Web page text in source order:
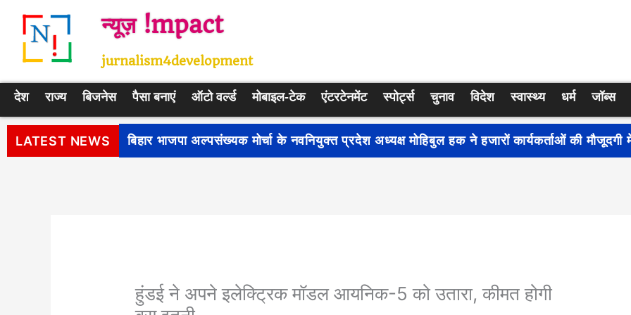
न्यूज़ !mpact
jurnalism4development
देश राज्य बिजनेस पैसा बनाएं ऑटो वर्ल्ड मोबाइल-टेक एंटरटेनमेंट स्पोर्ट्स चुनाव विदेश स्वास्थ्य धर्म जॉब्स
LATEST NEWS पीएम सूर्य घर: मुफ्त बिजली योजना के प्रति जागरूकता बढ़ाने के लिए देशभर में शुरू हुआ नुक्कड़ नाटक
हुंडई ने अपने इलेक्ट्रिक मॉडल आयनिक-5 को उतारा, कीमत होगी